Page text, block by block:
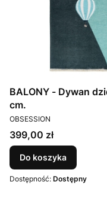
BALONY - Dywan
cm.
PRODUCENT
OBSESSION
Cena
399,00 zł
Do koszyka
Dostępność: Dostępny